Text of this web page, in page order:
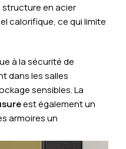
structure en acier
calorifique, ce qui limite
à la sécurité de
dans les salles
sensibles. La
est également un
armoires un